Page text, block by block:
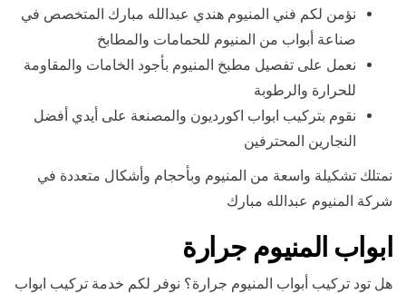
نؤمن لكم فني المنيوم هندي عبدالله مبارك المتخصص في
صناعة أبواب من المنيوم للحمامات والمطابخ
نعمل على تفصيل مطبخ المنيوم بأجود الخامات والمقاومة
للحرارة والرطوبة
نقوم بتركيب ابواب اكورديون والمصنعة على أيدي أفضل
النجارين المحترفين
نمتلك تشكيلة واسعة من المنيوم وبأحجام وأشكال متعددة في
شركة المنيوم عبدالله مبارك
ابواب المنيوم جرارة
هل تود تركيب أبواب المنيوم جرارة؟ نوفر لكم خدمة تركيب ابواب